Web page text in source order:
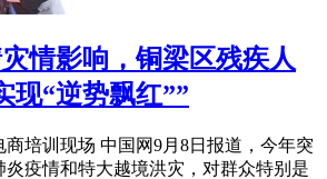
情影响，铜梁区残疾人
现“逆势飘红””
培训现场 中国网9月8日报道，今年突
炎疫情和特大越境洪灾，对群众特别是